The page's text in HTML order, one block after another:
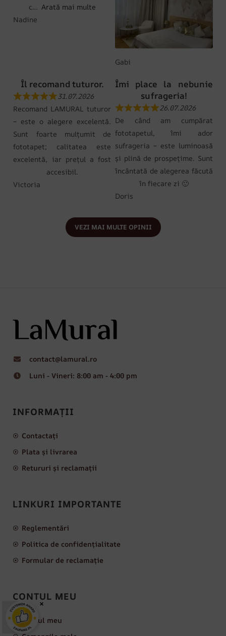
c
Arată mai multe
Nadine
Gabi
Îl recomand tuturor.
31.07.2026
Recomand LAMURAL tuturor
– este o alegere excelentă.
Sunt foarte mulțumit de
fototapet; calitatea este
excelentă, iar prețul a fost
accesibil.
Victoria
Îmi place la nebunie
sufrageria!
26.07.2026
De când am cumpărat
fototapetul, îmi ador
sufrageria – este luminoasă
și plină de prospețime. Sunt
încântată de alegerea făcută
în fiecare zi 🙂
Doris
VEZI MAI MULTE OPINII
contact@lamural.ro
Luni - Vineri: 8:00 am - 4:00 pm
INFORMAȚII
Contactați
Plata și livrarea
Retururi și reclamații
LINKURI IMPORTANTE
Reglementări
Politica de confidențialitate
Formular de reclamație
CONTUL MEU
Contul meu
×